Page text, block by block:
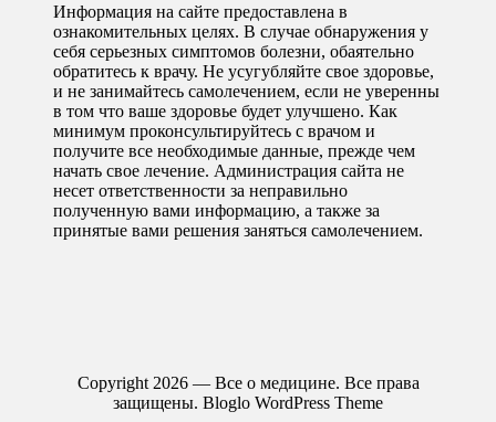
Информация на сайте предоставлена в
ознакомительных целях. В случае обнаружения у
себя серьезных симптомов болезни, обаятельно
обратитесь к врачу. Не усугубляйте свое здоровье,
и не занимайтесь самолечением, если не уверенны
в том что ваше здоровье будет улучшено. Как
минимум проконсультируйтесь с врачом и
получите все необходимые данные, прежде чем
начать свое лечение. Администрация сайта не
несет ответственности за неправильно
полученную вами информацию, а также за
принятые вами решения заняться самолечением.
Copyright 2026 — Все о медицине. Все права
защищены. Bloglo WordPress Theme